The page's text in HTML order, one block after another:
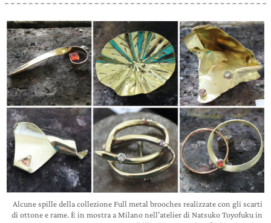
Alcune spille della collezione Full metal brooches realizzate con gli scarti
di ottone e rame. È in mostra a Milano nell’atelier di Natsuko Toyofuku in